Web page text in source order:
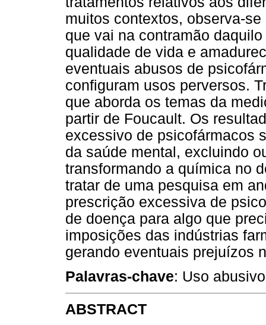
muitos contextos, observa-
que vai na contramão
qualidade de vida e
eventuais abusos de
configuram usos perversos.
que aborda os temas da
partir de Foucault. Os
excessivo de psicofármacos
da saúde mental, excluindo
transformando a química no
tratar de uma pesquisa em
prescrição excessiva de
de doença para algo que
imposições das indústrias
gerando eventuais prejuízos
Palavras-chave: Uso
ABSTRACT